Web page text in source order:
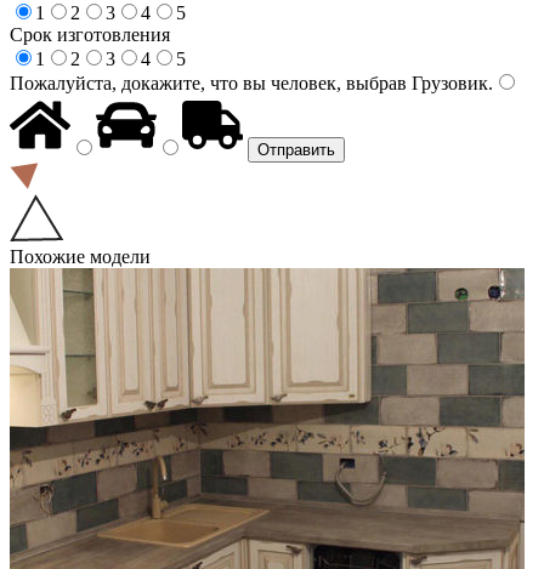
1
2 3 4
5
Срок изготовления
1
2 3 4
5
Пожалуйста, докажите, что вы человек, выбрав Грузовик.
Похожие модели